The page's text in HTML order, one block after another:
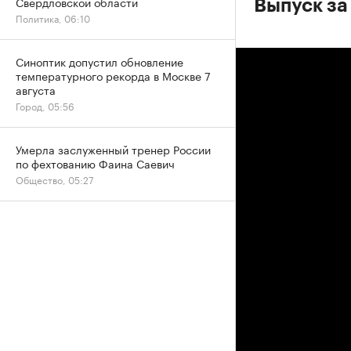
Выпуск
Политика, 06:10
Синоптик допустил обновление
температурного рекорда в Москве 7
августа
Город, 05:56
Умерла заслуженный тренер России
по фехтованию Фаина Саевич
Общество, 05:27